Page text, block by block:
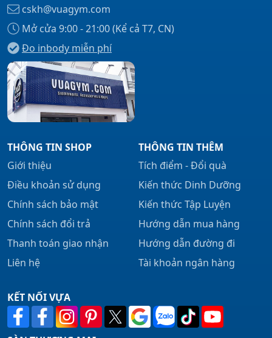
cskh@vuagym.com
Mở cửa 9:00 - 21:00 (Kể cả T7, CN)
Đo inbody miễn phí
THÔNG TIN SHOP
Giới thiệu
Điều khoản sử dụng
Chính sách bảo mật
Chính sách đổi trả
Thanh toán giao nhận
Liên hệ
THÔNG TIN THÊM
Tích điểm - Đổi quà
Kiến thức Dinh Dưỡng
Kiến thức Tập Luyện
Hướng dẫn mua hàng
Hướng dẫn đường đi
Tài khoản ngân hàng
KẾT NỐI VỰA